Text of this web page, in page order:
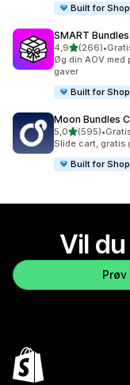
Built for
SMART
4,9ud af 5
(266)
266 anmeldelser i
•
Øg din AOV med
gaver
Built for
Moon Bundles
5,0ud af 5
(595)
595 anmeldelser
•
Slide cart, gratis
Built for
Vil